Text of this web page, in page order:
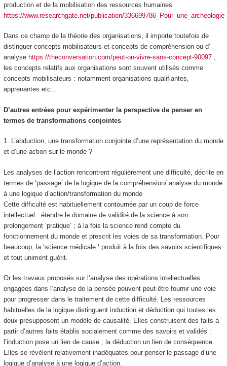
production et de la mobilisation des ressources humaines
https://www.researchgate.net/publication/
Dans ce champ de la théorie des organisations, il importe toutefois de
distinguer concepts mobilisateurs et concepts de compréhension ou d’
analyse https://theconversation.com/peut-on-vivre-sans-concept-90097;
les concepts relatifs aux organisations sont souvent utilisés comme
concepts mobilisateurs : notamment organisations qualifiantes,
apprenantes etc...
D’autres entrées pour expérimenter la perspective de penser en
termes de transformations conjointes
1. L’abduction, une transformation conjointe d’une représentation du monde
et d’une action sur le monde ?
Les analyses de l’action rencontrent régulièrement une difficulté, décrite en
termes de ‘passage’ de la logique de la compréhension/ analyse du monde
à une logique d’action/transformation du monde
Cette difficulté est habituellement contournée par un coup de force
intellectuel : étendre le domaine de validité de la science à son
prolongement ‘pratique’ ; à la fois la science rend compte du
fonctionnement du monde et prescrit les voies de sa transformation. Pour
beaucoup, la ‘science médicale ‘ produit à la fois des savoirs scientifiques
et tout uniment guérit.
Or les travaux proposés sur l’analyse des opérations intellectuelles
engagées dans l’analyse de la pensée peuvent peut-être fournir une voie
pour progresser dans le traitement de cette difficulté. Les ressources
habituelles de la logique distinguent induction et déduction qui toutes les
deux présupposent un modèle de causalité. Elles construisent des faits à
partir d’autres faits établis socialement comme des savoirs et validés :
l’induction pose un lien de cause ; la déduction un lien de conséquence.
Elles se révèlent relativement inadéquates pour penser le passage d’une
logique d’analyse à une logique d’action.